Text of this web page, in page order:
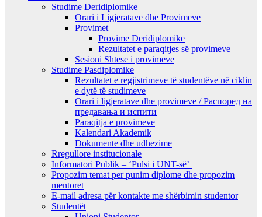
Studime Deridiplomike
Orari i Ligjeratave dhe Provimeve
Provimet
Provime Deridiplomike
Rezultatet e paraqitjes së provimeve
Sesioni Shtese i provimeve
Studime Pasdiplomike
Rezultatet e regjistrimeve të studentëve në ciklin
e dytë të studimeve
Orari i ligjeratave dhe provimeve / Распоред на
предавањa и испити
Paraqitja e provimeve
Kalendari Akademik
Dokumente dhe udhezime
Rregullore institucionale
Informatori Publik – ‘Pulsi i UNT-së’
Propozim temat per punim diplome dhe propozim
mentoret
E-mail adresa për kontakte me shërbimin studentor
Studentët